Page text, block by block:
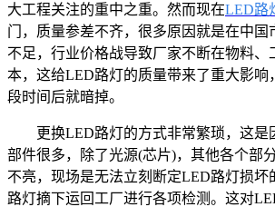
大工程关注的重中之重。然而现在LED路
门，质量参差不齐，很多原因就是在中国
不足，行业价格战导致厂家不断在物料、
本，这给LED路灯的质量带来了重大影响
段时间后就暗掉。
更换LED路灯的方式非常繁琐，这是
部件很多，除了光源(芯片)，其他各个部
不亮，现场是无法立刻断定LED路灯损坏
路灯摘下运回工厂进行各项检测。这对